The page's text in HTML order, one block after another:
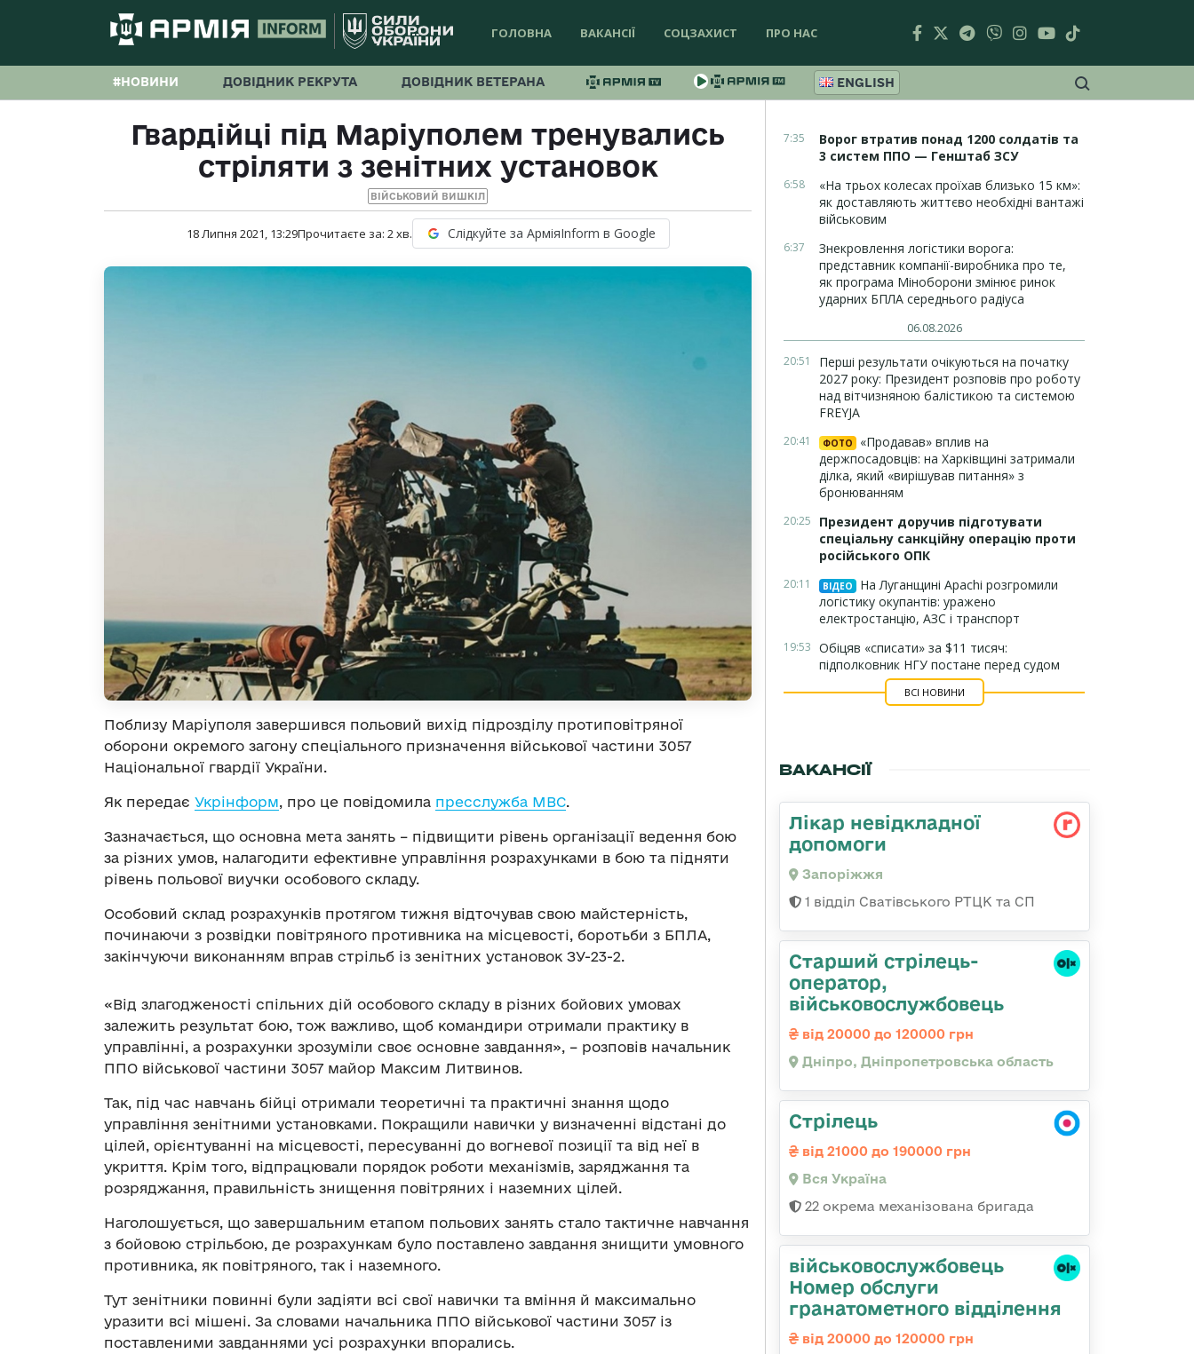
ГОЛОВНА ВАКАНСІЇ СОЦЗАХИСТ ПРО НАС
#НОВИНИ ДОВІДНИК РЕКРУТА ДОВІДНИК ВЕТЕРАНА ENGLISH
Гвардійці під Маріуполем тренувались
стріляти з зенітних установок
ВІЙСЬКОВИЙ ВИШКІЛ
18 Липня 2021, 13:29Прочитаєте за: 2хв. Слідкуйте за АрміяInform в Google
Поблизу Маріуполя завершився польовий вихід підрозділу протиповітряної
оборони окремого загону спеціального призначення військової частини 3057
Національної гвардії України.
Як передає Укрінформ, про це повідомила пресслужба МВС.
Зазначається, що основна мета занять – підвищити рівень організації ведення бою
за різних умов, налагодити ефективне управління розрахунками в бою та підняти
рівень польової виучки особового складу.
Особовий склад розрахунків протягом тижня відточував свою майстерність,
починаючи з розвідки повітряного противника на місцевості, боротьби з БПЛА,
закінчуючи виконанням вправ стрільб із зенітних установок ЗУ-23-2.
«Від злагодженості спільних дій особового складу в різних бойових умовах
залежить результат бою, тож важливо, щоб командири отримали практику в
управлінні, а розрахунки зрозуміли своє основне завдання», – розповів начальник
ППО військової частини 3057 майор Максим Литвинов.
Так, під час навчань бійці отримали теоретичні та практичні знання щодо
управління зенітними установками. Покращили навички у визначенні відстані до
цілей, орієнтуванні на місцевості, пересуванні до вогневої позиції та від неї в
укриття. Крім того, відпрацювали порядок роботи механізмів, заряджання та
розряджання, правильність знищення повітряних і наземних цілей.
Наголошується, що завершальним етапом польових занять стало тактичне навчання
з бойовою стрільбою, де розрахункам було поставлено завдання знищити умовного
противника, як повітряного, так і наземного.
Тут зенітники повинні були задіяти всі свої навички та вміння й максимально
уразити всі мішені. За словами начальника ППО військової частини 3057 із
поставленими завданнями усі розрахунки впорались.
7:35
Ворог втратив понад 1200 солдатів та
3 систем ППО — Генштаб ЗСУ
6:58
«На трьох колесах проїхав близько 15 км»:
як доставляють життєво необхідні вантажі
військовим
6:37
Знекровлення логістики ворога:
представник компанії-виробника про те,
як програма Міноборони змінює ринок
ударних БПЛА середнього радіуса
06.08.2026
20:51
Перші результати очікуються на початку
2027 року: Президент розповів про роботу
над вітчизняною балістикою та системою
FREYJA
20:41 ФОТО
«Продавав» вплив на
держпосадовців: на Харківщині затримали
ділка, який «вирішував питання» з
бронюванням
20:25
Президент доручив підготувати
спеціальну санкційну операцію проти
російського ОПК
20:11 ВІДЕО
На Луганщині Apachi розгромили
логістику окупантів: уражено
електростанцію, АЗС і транспорт
19:53 Обіцяв «списати» за $11 тисяч:
підполковник НГУ постане перед судом
ВСІ НОВИНИ
ВАКАНСІЇ
Лікар невідкладної
допомоги
Запоріжжя
1 відділ Сватівського РТЦК та СП
Старший стрілець-
оператор,
військовослужбовець
від 20000 до 120000 грн
Дніпро, Дніпропетровська область
Стрілець
від 21000 до 190000 грн
Вся Україна
22 окрема механізована бригада
військовослужбовець
Номер обслуги
гранатометного відділення
від 20000 до 120000 грн